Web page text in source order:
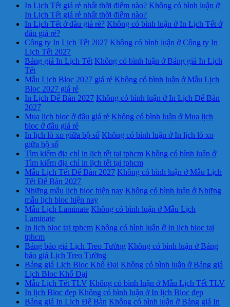
In Lịch Tết giá rẻ nhất thời điểm nào? Không có bình luận ở
In Lịch Tết giá rẻ nhất thời điểm nào?
In Lịch Tết ở đâu giá rẻ? Không có bình luận ở In Lịch Tết ở
đâu giá rẻ?
Công ty In Lịch Tết 2027 Không có bình luận ở Công ty In
Lịch Tết 2027
Bảng giá In Lịch Tết Không có bình luận ở Bảng giá In Lịch
Tết
Mẫu Lịch Bloc 2027 giá rẻ Không có bình luận ở Mẫu Lịch
Bloc 2027 giá rẻ
In Lịch Để Bàn 2027 Không có bình luận ở In Lịch Để Bàn
2027
Mua lịch bloc ở đâu giá rẻ Không có bình luận ở Mua lịch
bloc ở đâu giá rẻ
In lịch lò xo giữa bộ số Không có bình luận ở In lịch lò xo
giữa bộ số
Tìm kiếm địa chỉ in lịch tết tại tphcm Không có bình luận ở
Tìm kiếm địa chỉ in lịch tết tại tphcm
Mẫu Lịch Tết Để Bàn 2027 Không có bình luận ở Mẫu Lịch
Tết Để Bàn 2027
Những mẫu lịch bloc hiện nay Không có bình luận ở Những
mẫu lịch bloc hiện nay
Mẫu Lịch Laminate Không có bình luận ở Mẫu Lịch
Laminate
In lịch bloc tại tphcm Không có bình luận ở In lịch bloc tại
tphcm
Bảng báo giá Lịch Treo Tường Không có bình luận ở Bảng
báo giá Lịch Treo Tường
Bảng giá Lịch Bloc Khổ Đại Không có bình luận ở Bảng giá
Lịch Bloc Khổ Đại
Mẫu Lịch Tết TLV Không có bình luận ở Mẫu Lịch Tết TLV
In lịch Bloc đẹp Không có bình luận ở In lịch Bloc đẹp
Bảng giá In Lịch Để Bàn Không có bình luận ở Bảng giá In